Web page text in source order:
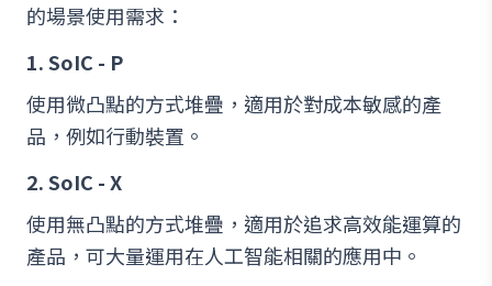
的場景使用需求：
1. SoIC - P
使用微凸點的方式堆疊，適用於對成本敏感的產
品，例如行動裝置。
2. SoIC - X
使用無凸點的方式堆疊，適用於追求高效能運算的
產品，可大量運用在人工智能相關的應用中。